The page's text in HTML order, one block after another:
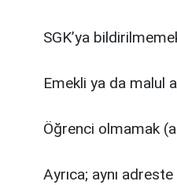
SGK’ya
Emekli ya da malul
Öğrenci olmamak
Ayrıca; aynı